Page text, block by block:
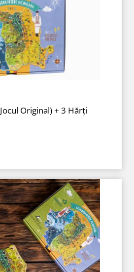
Original) + 3 Hărți